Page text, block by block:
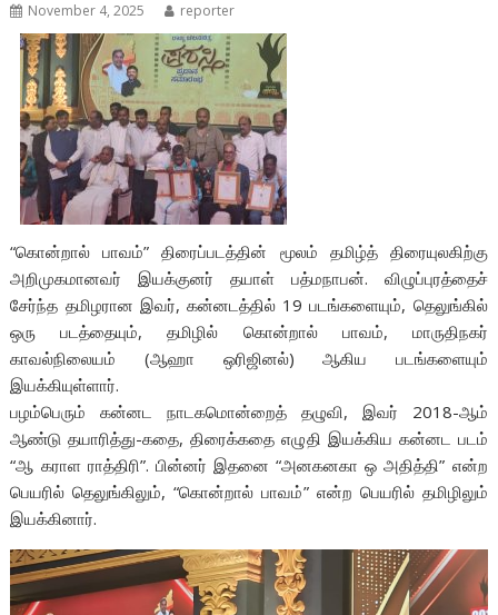
November 4, 2025 reporter
“கொன்றால் பாவம்” திரைப்படத்தின் மூலம் தமிழ்த் திரையுலகிற்கு
அறிமுகமானவர் இயக்குனர் தயாள் பத்மநாபன். விழுப்புரத்தைச்
சேர்ந்த தமிழரான இவர், கன்னடத்தில் 19 படங்களையும், தெலுங்கில்
ஒரு படத்தையும், தமிழில் கொன்றால் பாவம், மாருதிநகர்
காவல்நிலையம் (ஆஹா ஒரிஜினல்) ஆகிய படங்களையும்
இயக்கியுள்ளார்.
பழம்பெரும் கன்னட நாடகமொன்றைத் தழுவி, இவர் 2018-ஆம்
ஆண்டு தயாரித்து-கதை, திரைக்கதை எழுதி இயக்கிய கன்னட படம்
“ஆ கராள ராத்திரி”. பின்னர் இதனை “அனகனகா ஒ அதித்தி” என்ற
பெயரில் தெலுங்கிலும், “கொன்றால் பாவம்” என்ற பெயரில் தமிழிலும்
இயக்கினார்.